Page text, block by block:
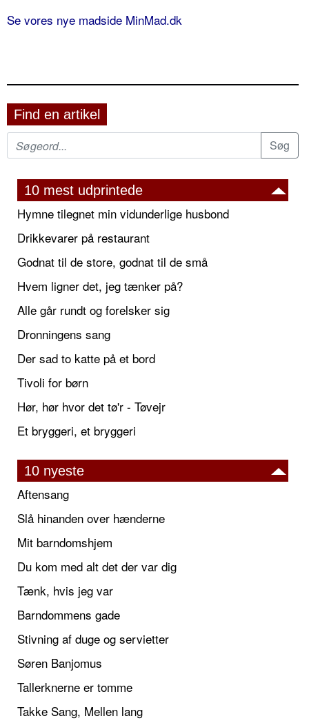
Se vores nye madside MinMad.dk
Find en artikel
10 mest udprintede
Hymne tilegnet min vidunderlige husbond
Drikkevarer på restaurant
Godnat til de store, godnat til de små
Hvem ligner det, jeg tænker på?
Alle går rundt og forelsker sig
Dronningens sang
Der sad to katte på et bord
Tivoli for børn
Hør, hør hvor det tø'r - Tøvejr
Et bryggeri, et bryggeri
10 nyeste
Aftensang
Slå hinanden over hænderne
Mit barndomshjem
Du kom med alt det der var dig
Tænk, hvis jeg var
Barndommens gade
Stivning af duge og servietter
Søren Banjomus
Tallerknerne er tomme
Takke Sang, Mellen lang